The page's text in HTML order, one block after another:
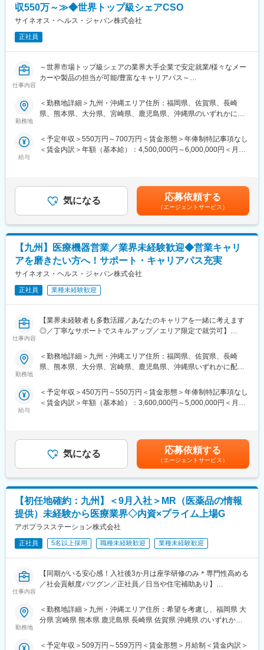
高く、これに応えるべく専門性の高い人財を育成するための社内
認定資格制度を設けています。現在はオンコロジー分野で「血液
（1）最大限希望を考慮します：
全国50地域以上のPJTからご提案し、なるべくご希望の勤務地に
アサインが可能です。また、次の契約での再配属の際の地域もし
CSO業界で10年以上のキャリアを持つベテラン社員が、あなたの
生涯のわたる「キャリア形成」を丁寧にサポートします。その繋
PJTも紹介可能、また過去には、10年ほどブランクのある50代の
方のご支援の実績もあるなど選考の合格率も高いです。
としてパフォーマンスが高い場合は50代の方でも正社員への転換
もあります。契約の更新についても著しく業務態度が悪い／業績
先を探します。また、過去営業成績の優秀な方ではメーカー登用
の実績もあります。
収550万～≫◆世界トップ級シェアCSO
サイネオス・ヘルス・ジャパン株式会社
正社員
仕事内容
～世界市場トップ級シェアの業界大手企業で安定就業/様々なメー
カーや製品の担当が可能/豊富なキャリアパス～
営業スタイル：
大学/幹病院、開業医の医師・コメディカルなどと面談して、製品
■キャリアパス
自身の志向性、働き方に応じて様々なキャリアパスがあります。1
性が開かれています。
■メーカー転籍のキャリアパス
プロジェクトによってはメーカーへ転籍の打診を受けることがあ
り、7割程の社員が実際に転籍打診を受けております。断って別の
プロジェクトに進むことも可能ですので、ずっと当社に残り様々
な経験を積んだり、何年か当社で働いて幅広い経験を積んでから
転籍する、といった幅広いキャリアパスがございます。
■同社(CSO)で働くメリット
得ることができます。それにより自身の可能性を大きく伸ばすこ
とができます。
期にキャリアを積むことができます。努力と能力によって、給与
もポジションも上げることができます。
クトを提示します。家庭環境の変化など、フレキシブルにキャリ
アを形成しすることが可能です。
自身の成果や頑張りが客観的に評価され、年収に反映されます。
また、在籍年数が増えると永年勤続報奨金や四半期一時金などの
手当もアップします。つまり、やりがいや努力がきちんと報われ
る報酬制度になっています。
■同社について：
同社は、医療機器・製薬メーカーの営業領域を支援するCSOと呼
ばれる業種です。メーカーからのオーダーに対し自社の社員を派
遣しています。医療機器は製品によって営業スタイルが異なりま
た営業スタイルを探ることも可能です。
勤務地
＜勤務地詳細＞九州・沖縄エリア住所：福岡県、佐賀県、長崎
県、熊本県、大分県、宮崎県、鹿児島県、沖縄県のいずれかに配
る事業所
給与
＜予定年収＞550万円～700万円＜賃金形態＞年俸制特記事項なし
＜賃金内訳＞年額（基本給）：4,500,000円～6,000,000円＜月額
ー年収例ー820万円／入社6年目（月給58万円＋賞与＋手当）700
万円／入社3年目（月給50万円＋賞与＋手当）550万円／入社1年
目（月給43万円＋賞与＋手当）賃金はあくまでも目安の金額であ
り、選考を通じて上下する可能性があります。月給(月額)は固定手
当を含めた表記です。
気になる 応募依頼する
（エージェントサービス）
【九州】医療機器営業／業界未経験歓迎◆営業キャリ
アを磨きたい方へ！サポート・キャリアパス充実
サイネオス・ヘルス・ジャパン株式会社
正社員 業種未経験歓迎
仕事内容
【業界未経験者も多数活躍／あなたのキャリアを一緒に考えます
◎／丁寧なサポートでスキルアップ／エリア限定で就労可】
■業務内容
医療機器の営業担当者として、基幹病院などの医師や看護師など
医療従事者の方々と面談を行い、製品に関わる手技や情報提供な
・身につくスキル
専門家へ提案・交渉する力を磨けます。単に説明する力だけでな
■キャリアパス：
志向性や身につけたいスキルに応じて様々なキャリアパスがあり
ます。
・1つの領域（心臓外科や整形外科など）を極める
・複数のプロジェクトに参画して経験を広げる
・本社スタッフ（プロジェクトマネージャー、採用、研修担当）
にキャリアチェンジ
など、様々な可能性を探ることができるのが大きな魅力です。
能です！配属先メーカーからオファーを受けた場合は、メーカー
直雇用へ転籍するチャンスもあります。
論可能です。）
・転勤は東北・関東などエリア単位内で限定することができ、一
勤務地
＜勤務地詳細＞九州・沖縄エリア住所：福岡県、佐賀県、長崎
県、熊本県、大分県、宮崎県、鹿児島県、沖縄県いずれかに配属
事業所
給与
＜予定年収＞450万円～550万円＜賃金形態＞年俸制特記事項なし
＜賃金内訳＞年額（基本給）：3,600,000円～5,000,000円＜月額
する可能性があります。月給(月額)は固定手当を含めた表記です。
気になる 応募依頼する
（エージェントサービス）
【初任地確約：九州】＜9月入社＞MR（医薬品の情報
提供）未経験から医療業界◇内資×プライム上場G
アポプラスステーション株式会社
正社員 5名以上採用 職種未経験歓迎 業種未経験歓迎
仕事内容
【同期がいる安心感！入社後3か月は座学研修のみ＊専門性高める
／社会貢献度バツグン／正社員／日当や住宅補助あり】
★本ポジションは、未経験から医療業界で活躍できます！
・医療を通じて社会に貢献したい
・内資系の安定企業で働きたい
勤務地
＜勤務地詳細＞九州・沖縄エリア住所：希望を考慮し、福岡県 大
分県 宮崎県 熊本県 鹿児島県 長崎県 佐賀県 沖縄県 のいずれかに
定める事業所
＜予定年収＞509万円～559万円＜賃金形態＞月給制＜賃金内訳＞